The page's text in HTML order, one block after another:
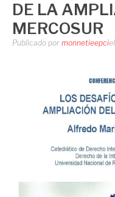
DE LA
MERCOSUR
Publicado por monnetieepciel